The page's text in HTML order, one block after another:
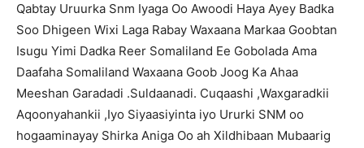
Qabtay Uruurka Snm Iyaga Oo Awoodi Haya Ayey Badka
Soo Dhigeen Wixi Laga Rabay Waxaana Markaa Goobtan
Isugu Yimi Dadka Reer Somaliland Ee Gobolada Ama
Daafaha Somaliland Waxaana Goob Joog Ka Ahaa
Meeshan Garadadi .Suldaanadi. Cuqaashi ,Waxgaradkii
Aqoonyahankii ,Iyo Siyaasiyinta iyo Ururki SNM oo
hogaaminayay Shirka Aniga Oo ah Xildhibaan Mubaarig